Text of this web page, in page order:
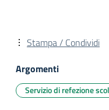
Stampa / Condividi
Argomenti
Servizio di refezione